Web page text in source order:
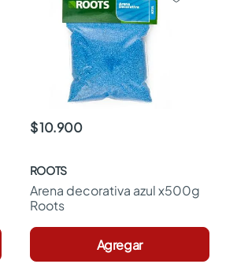
$ 10.900
ROOTS
Arena decorativa azul x500g
Roots
Agregar